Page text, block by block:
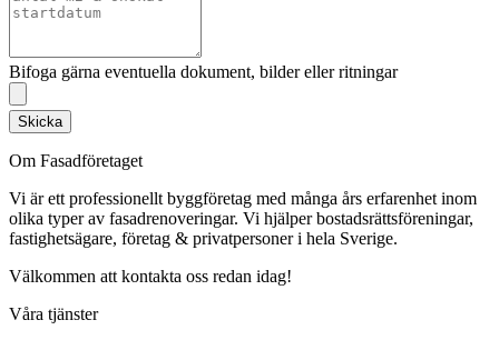
Bifoga gärna eventuella dokument, bilder eller ritningar
Skicka
Om Fasadföretaget
Vi är ett professionellt byggföretag med många års erfarenhet inom
olika typer av fasadrenoveringar. Vi hjälper bostadsrättsföreningar,
fastighetsägare, företag & privatpersoner i hela Sverige.
Välkommen att kontakta oss redan idag!
Våra tjänster